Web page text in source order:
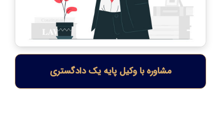
مشاوره با وکیل پایه یک دادگستری